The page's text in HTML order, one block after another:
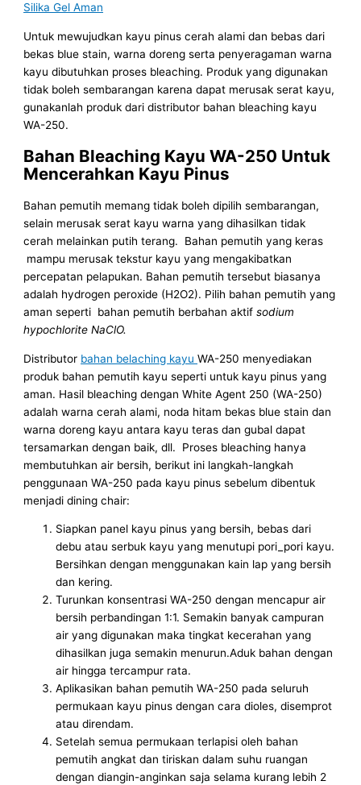
Silika Gel Aman
Untuk mewujudkan kayu pinus cerah alami dan bebas dari
bekas blue stain, warna doreng serta penyeragaman warna
kayu dibutuhkan proses bleaching. Produk yang digunakan
tidak boleh sembarangan karena dapat merusak serat kayu,
gunakanlah produk dari distributor bahan bleaching kayu
WA-250.
Bahan Bleaching Kayu WA-250 Untuk
Mencerahkan Kayu Pinus
Bahan pemutih memang tidak boleh dipilih sembarangan,
selain merusak serat kayu warna yang dihasilkan tidak
cerah melainkan putih terang. Bahan pemutih yang keras
mampu merusak tekstur kayu yang mengakibatkan
percepatan pelapukan. Bahan pemutih tersebut biasanya
adalah hydrogen peroxide (H2O2). Pilih bahan pemutih yang
aman seperti bahan pemutih berbahan aktifsodium
hypochlorite NaClO.
Distributor bahan belaching kayuWA-250 menyediakan
produk bahan pemutih kayu seperti untuk kayu pinus yang
aman. Hasil bleaching dengan White Agent 250 (WA-250)
adalah warna cerah alami, noda hitam bekas blue stain dan
warna doreng kayu antara kayu teras dan gubal dapat
tersamarkan dengan baik, dll. Proses bleaching hanya
membutuhkan air bersih, berikut ini langkah-langkah
penggunaan WA-250 pada kayu pinus sebelum dibentuk
menjadi dining chair:
Siapkan panel kayu pinus yang bersih, bebas dari
debu atau serbuk kayu yang menutupi pori_pori kayu.
Bersihkan dengan menggunakan kain lap yang bersih
dan kering.
Turunkan konsentrasi WA-250 dengan mencapur air
bersih perbandingan 1:1. Semakin banyak campuran
air yang digunakan maka tingkat kecerahan yang
dihasilkan juga semakin menurun.Aduk bahan dengan
air hingga tercampur rata.
Aplikasikan bahan pemutih WA-250 pada seluruh
permukaan kayu pinus dengan cara dioles, disemprot
atau direndam.
Setelah semua permukaan terlapisi oleh bahan
pemutih angkat dan tiriskan dalam suhu ruangan
dengan diangin-anginkan saja selama kurang lebih 2